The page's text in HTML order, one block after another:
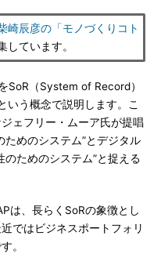
崎辰彦の「モノづくりコト
しています。
（System of Record）
いう概念で説明します。こ
ェフリー・ムーア氏が提唱
ためのシステム”とデジタル
ためのシステム”と捉える
は、長らくSoRの象徴とし
ではビジネスポートフォリ
。